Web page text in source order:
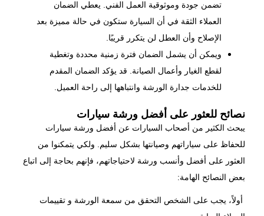
تضمن جودة وموثوقية العمل الفني. يعطي الضمان
العملاء الثقة في أن السيارة ستكون في حالة مميزة بعد
الإصلاح وأن العطل لن يتكرر قريبًا.
ويمكن أن يشمل الضمان فترة زمنية محددة وتغطية
لقطع الغيار وأعمال الصيانة. قد يؤكد الضمان المقدم
للخدمات جدارة الورشة وانتباهها إلى راحة العميل.
نصائح للعثور على أفضل ورشة سيارات
يبحث الكثير من أصحاب السيارات عن أفضل ورشة سيارات
للحفاظ على سياراتهم وصيانتها بشكل سليم. ولكي يتمكنوا من
العثور على أفضل وأنسب ورشة لاحتياجاتهم، فإنهم بحاجة إلى اتباع
بعض النصائح الهامة:
أولاً، يجب على الشخص التحقق من سمعة الورشة و تقييمات